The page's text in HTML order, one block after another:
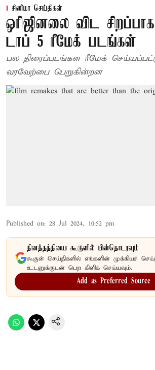
சினிமா செய்திகள்
ஒரிஜினலை விட
டாப் 5 ரீமேக் படங்கள்
பல திரைப்படங்கள ரீமேக்
வரவேற்பை பெறுகின்றன
Published on: 28 Jul 2024, 10:52 pm
தினத்தந்தியை கூகுளில் பின்தொடரவும்
கூகுள் செய்திகளில் எங்களின் முக்கியச்
உடனுக்குடன் பெற கிளிக் செய்யவும்.
Add as Preferred Source